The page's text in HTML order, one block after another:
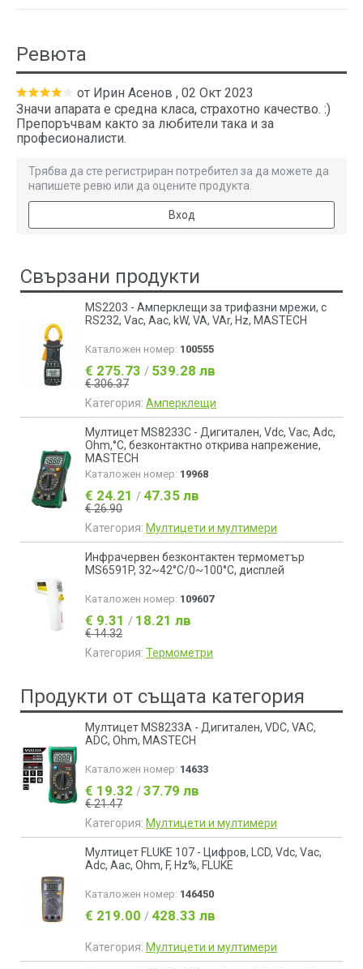
Ревюта
от Ирин Асенов , 02 Окт 2023
Значи апарата е средна класа, страхотно качество. :)
Препоръчвам както за любители така и за
професионалисти.
Трябва да сте регистриран потребител за да можете да
напишете ревю или да оцените продукта.
Вход
Свързани продукти
MS2203 - Амперклещи за трифазни мрежи, с
RS232, Vac, Aac, kW, VA, VAr, Hz, MASTECH
Каталожен номер: 100555
€ 275.73 / 539.28 лв
€ 306.37
Категория: Амперклещи
Мултицет MS8233C - Дигитален, Vdc, Vac, Adc,
Ohm,°C, безконтактно открива напрежение,
MASTECH
Каталожен номер: 19968
€ 24.21 / 47.35 лв
€ 26.90
Категория: Мултицети и мултимери
Инфрачервен безконтактен термометър
MS6591P, 32~42°C/0~100°C, дисплей
Каталожен номер: 109607
€ 9.31 / 18.21 лв
€ 14.32
Категория: Термометри
Продукти от същата категория
Мултицет MS8233A - Дигитален, VDC, VAC,
ADC, Ohm, MASTECH
Каталожен номер: 14633
€ 19.32 / 37.79 лв
€ 21.47
Категория: Мултицети и мултимери
Мултицет FLUKE 107 - Цифров, LCD, Vdc, Vac,
Adc, Aac, Ohm, F, Hz%, FLUKE
Каталожен номер: 146450
€ 219.00 / 428.33 лв
Категория: Мултицети и мултимери